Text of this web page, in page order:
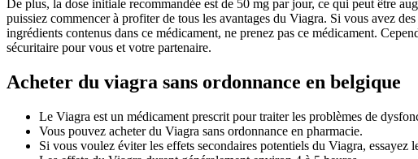
De plus, la dose initiale recommandée est de 50 mg par jour, ce qui peut être
puissiez commencer à profiter de tous les avantages du Viagra. Si vous avez
ingrédients contenus dans ce médicament, ne prenez pas ce médicament.
sécuritaire pour vous et votre partenaire.
Acheter du viagra sans ordonnance en belgique
Le Viagra est un médicament prescrit pour traiter les problèmes de
Vous pouvez acheter du Viagra sans ordonnance en pharmacie.
Si vous voulez éviter les effets secondaires potentiels du Viagra, essayez